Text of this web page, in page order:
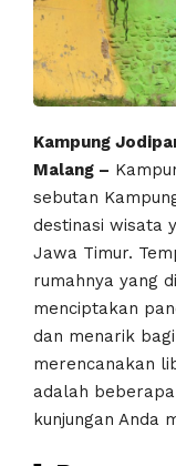
Kampung
Malang –
sebutan
destinasi wisata
Jawa Timur.
rumahnya yang
menciptakan
dan menarik
merencanakan
adalah
kunjungan Anda